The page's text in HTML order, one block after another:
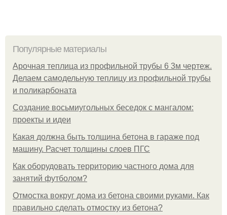
Популярные материалы
Арочная теплица из профильной трубы 6 3м чертеж.
Делаем самодельную теплицу из профильной трубы
и поликарбоната
Создание восьмиугольных беседок с мангалом:
проекты и идеи
Какая должна быть толщина бетона в гараже под
машину. Расчет толщины слоев ПГС
Как оборудовать территорию частного дома для
занятий футболом?
Отмостка вокруг дома из бетона своими руками. Как
правильно сделать отмостку из бетона?